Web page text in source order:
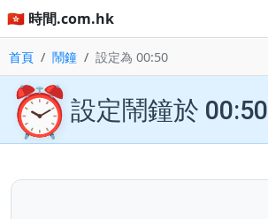
🇭🇰 時間.com.hk
首頁 鬧鐘 設定為 00:50
⏰ 設定鬧鐘於 00:50